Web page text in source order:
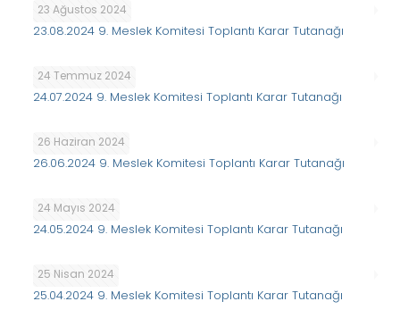
23 Ağustos 2024
23.08.2024 9. Meslek Komitesi Toplantı Karar Tutanağı
24 Temmuz 2024
24.07.2024 9. Meslek Komitesi Toplantı Karar Tutanağı
26 Haziran 2024
26.06.2024 9. Meslek Komitesi Toplantı Karar Tutanağı
24 Mayıs 2024
24.05.2024 9. Meslek Komitesi Toplantı Karar Tutanağı
25 Nisan 2024
25.04.2024 9. Meslek Komitesi Toplantı Karar Tutanağı